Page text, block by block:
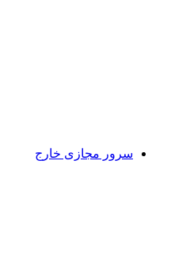
سرور مجازی خارج